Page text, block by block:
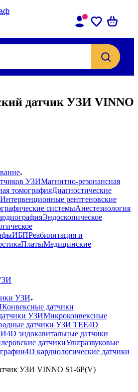
датчик УЗИ VINNO
УЗИМагнитно-резонансная
томографияДиагностические
Интервенционные рентгеновские
системыАнестезиология
Эндоскопическое
ИБПРеабилитация и
ПлатыМедицинские
УЗИ
Конвексные датчики
УЗИМикроконвексные
датчики УЗИ TEE4D
4D эндокавитальные датчики
датчикиУльтразвуковые
4D кардиологические датчики
УЗИ VINNO S1-6P(V)